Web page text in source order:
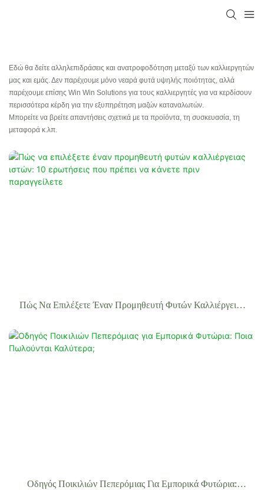
Εδώ θα δείτε αλληλεπιδράσεις και ανατροφοδότηση μεταξύ των καλλιεργητών
μας και εμάς. Δεν παρέχουμε μόνο νεαρά φυτά υψηλής ποιότητας, αλλά
παρέχουμε επίσης Win Win Solutions για τους καλλιεργητές για να κερδίσουν
περισσότερα κέρδη για την εξυπηρέτηση μαζών καταναλωτών.
Μπορείτε να βρείτε απαντήσεις σχετικά με τα προϊόντα, τη συσκευασία, τη
μεταφορά κ.λπ.
Πώς Να Επιλέξετε Έναν Προμηθευτή Φυτών Καλλιέργειας
Παραγγείλετε
Οδηγός Ποικιλιών Πεπερόμιας Για Εμπορικά Φυτώρια: